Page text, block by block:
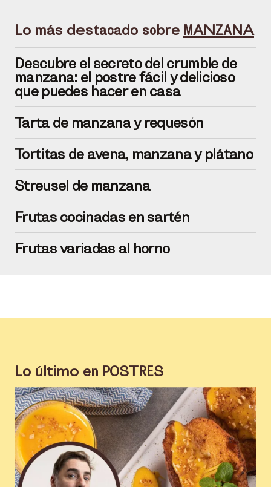
Lo más destacado sobre MANZANA
Descubre el secreto del crumble de
manzana: el postre fácil y delicioso
que puedes hacer en casa
Tarta de manzana y requesón
Tortitas de avena, manzana y plátano
Streusel de manzana
Frutas cocinadas en sartén
Frutas variadas al horno
Lo último en POSTRES